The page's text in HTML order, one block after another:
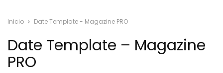
Inicio Date Template - Magazine PRO
Date Template – Magazine
PRO